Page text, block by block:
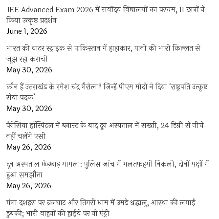
JEE Advanced Exam 2026 में सर्वोदय विद्यालयों का परचम, 11 छात्रों ने
किया उत्कृष्ट प्रदर्शन
June 1, 2026
भारत की वाटर स्ट्राइक से पाकिस्तान में हाहाकार, पानी की भारी किल्लत से
जूझ रहा कराची
May 30, 2026
कौन हैं उत्तराखंड के रमेश चंद्र गैरोला? जिन्हें पीएम मोदी ने दिया ‘राष्ट्रपति उत्कृष्ट
सेवा पदक’
May 30, 2026
पैनेसिया हॉस्पिटल में ब्लास्ट के बाद दून अस्पताल में सख्ती, 24 डिग्री से नीचे
नहीं चलेंगे एसी
May 26, 2026
दून अस्पताल छेड़छाड़ मामला: पुलिस जांच में गलतफहमी निकली, दोनों पक्षों में
हुआ समझौता
May 26, 2026
गंगा दशहरा पर ब्रजघाट और तिगरी धाम में उमड़े श्रद्धालु, आस्था की लगाई
डुबकी; भारी वाहनों की हाईवे पर नो एंट्री